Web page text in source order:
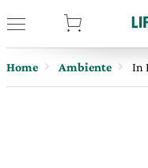
Home Ambiente In